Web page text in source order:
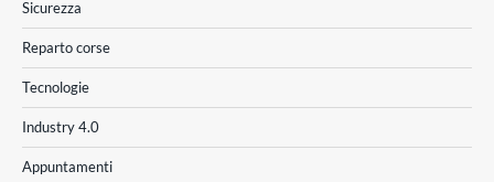
Sicurezza
Reparto corse
Tecnologie
Industry 4.0
Appuntamenti